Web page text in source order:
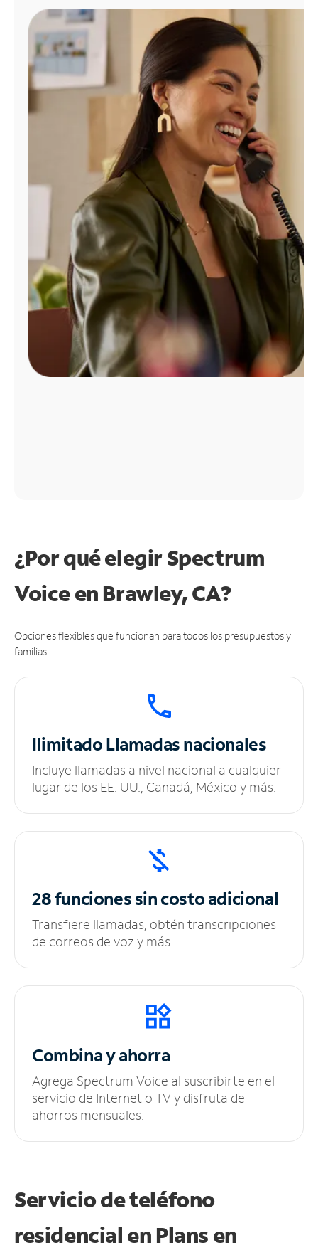
Administrar
cuenta
Encuentra
tienda
¿Por qué elegir Spectrum
Voice en Brawley, CA?
Opciones flexibles que funcionan para todos los presupuestos y
familias.
IlimitadoLlamadas nacionales
Incluye llamadas a nivel nacional a cualquier
lugar de los EE. UU., Canadá, México y más.
28 funciones sincosto adicional
Transfiere llamadas, obtén transcripciones
de correos de voz y más.
Combina y ahorra
Agrega Spectrum Voice al suscribirte en el
servicio de Internet o TV y disfruta de
ahorros mensuales.
Servicio de teléfono
residencial en Plans en